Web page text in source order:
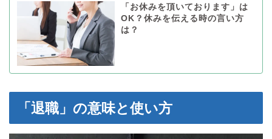
「お休みを頂いております」は
OK？休みを伝える時の言い方
は？
「退職」の意味と使い方